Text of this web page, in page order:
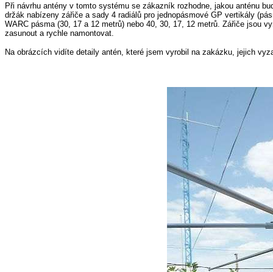
Při návrhu antény v tomto systému se zákazník rozhodne, jakou anténu
držák nabízeny zářiče a sady 4 radiálů pro jednopásmové GP vertikály
WARC pásma (30, 17 a 12 metrů) nebo 40, 30, 17, 12 metrů. Zářiče jsou
zasunout a rychle namontovat.
Na obrázcích vidíte detaily antén, které jsem vyrobil na zakázku, jejich